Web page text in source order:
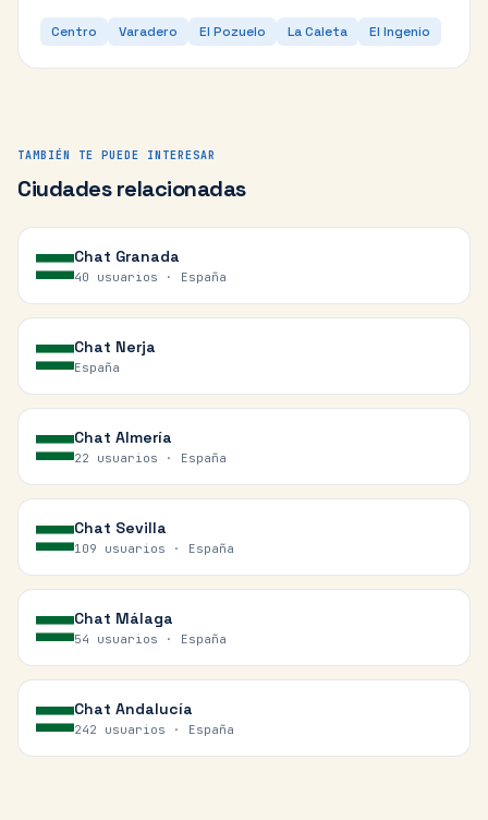
Centro Varadero El Pozuelo La Caleta El Ingenio
TAMBIÉN TE PUEDE INTERESAR
Ciudades relacionadas
Chat Granada
40 usuarios · España
Chat Nerja
España
Chat Almería
22 usuarios · España
Chat Sevilla
109 usuarios · España
Chat Málaga
54 usuarios · España
Chat Andalucía
242 usuarios · España